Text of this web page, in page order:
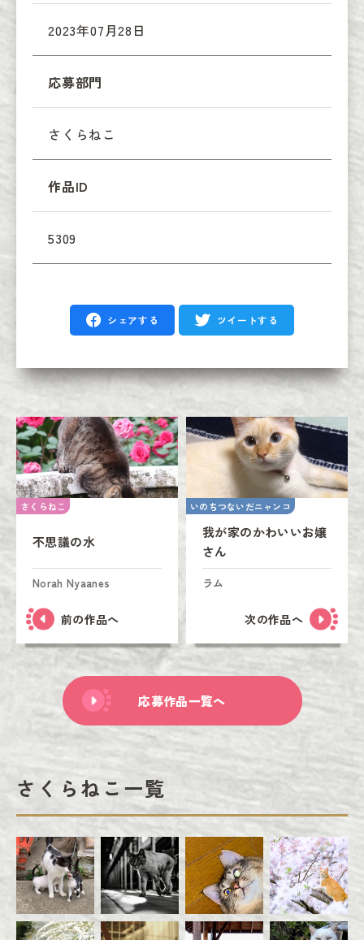
2023年07月28日
応募部門
さくらねこ
作品ID
5309
シェアする ツイートする
さくらねこ
不思議の水
Norah Nyaanes
前の作品へ
いのちつないだニャンコ
我が家のかわいいお嬢
さん
ラム
次の作品へ
応募作品一覧へ
さくらねこ一覧